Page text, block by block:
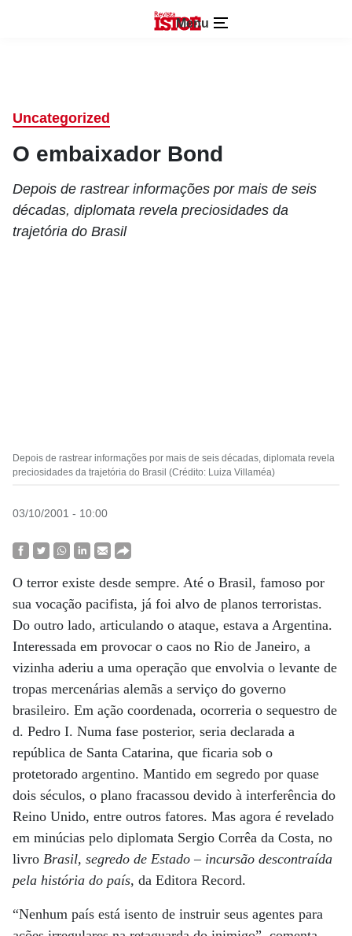
Menu
Uncategorized
O embaixador Bond
Depois de rastrear informações por mais de seis
décadas, diplomata revela preciosidades da
trajetória do Brasil
Depois de rastrear informações por mais de seis décadas, diplomata revela
preciosidades da trajetória do Brasil (Crédito: Luiza Villaméa)
03/10/2001 - 10:00
O terror existe desde sempre. Até o Brasil, famoso por
sua vocação pacifista, já foi alvo de planos terroristas.
Do outro lado, articulando o ataque, estava a Argentina.
Interessada em provocar o caos no Rio de Janeiro, a
vizinha aderiu a uma operação que envolvia o levante de
tropas mercenárias alemãs a serviço do governo
brasileiro. Em ação coordenada, ocorreria o sequestro de
d. Pedro I. Numa fase posterior, seria declarada a
república de Santa Catarina, que ficaria sob o
protetorado argentino. Mantido em segredo por quase
dois séculos, o plano fracassou devido à interferência do
Reino Unido, entre outros fatores. Mas agora é revelado
em minúcias pelo diplomata Sergio Corrêa da Costa, no
livro Brasil, segredo de Estado – incursão descontraída
pela história do país, da Editora Record.
“Nenhum país está isento de instruir seus agentes para